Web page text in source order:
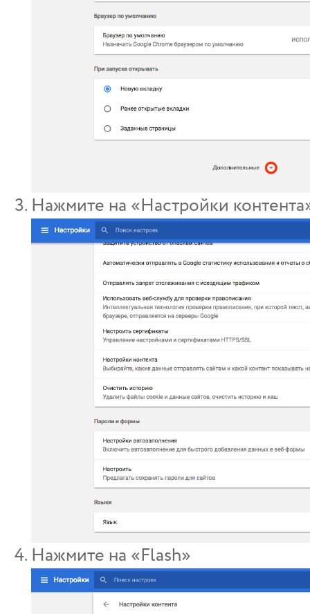
Нажмите на «Настройки
Нажмите на «Flash»